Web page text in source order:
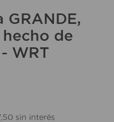
GRANDE,
de
WRT
,50 sin interés